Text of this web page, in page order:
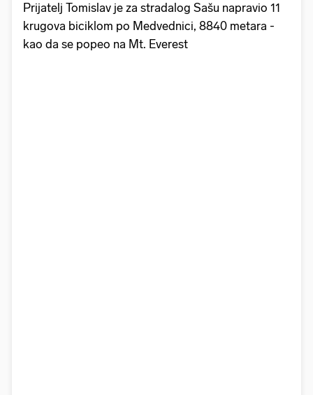
Prijatelj Tomislav je za stradalog Sašu napravio 11
krugova biciklom po Medvednici, 8840 metara -
kao da se popeo na Mt. Everest